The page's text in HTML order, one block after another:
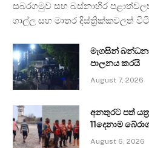
සබරගමුව සහ බස්නාහිර
ගාල්ල සහ මාතර දිස්ත්‍රික්කවලත්
මැගසින්
පාලනය කරයි
August 7, 2026
අනතුරට පත්
11දෙනාම
August 6, 2026